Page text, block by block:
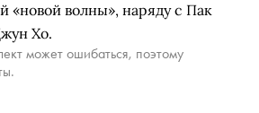
«новой волны», наряду с Пак
Хо.
может ошибаться, поэтому